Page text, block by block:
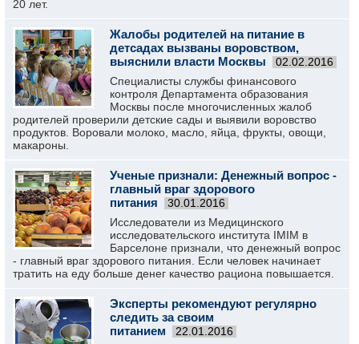
20 лет.
Жалобы родителей на питание в
детсадах вызваны воровством,
выяснили власти Москвы
02.02.2016
Специалисты службы финансового
контроля Департамента образования
Москвы после многочисленных жалоб
родителей проверили детские сады и выявили воровство
продуктов. Воровали молоко, масло, яйца, фрукты, овощи,
макароны.
Ученые признали: Денежный вопрос -
главный враг здорового
питания
30.01.2016
Исследователи из Медицинского
исследовательского института IMIM в
Барселоне признали, что денежный вопрос
- главный враг здорового питания. Если человек начинает
тратить на еду больше денег качество рациона повышается.
Эксперты рекомендуют регулярно
следить за своим
питанием
22.01.2016